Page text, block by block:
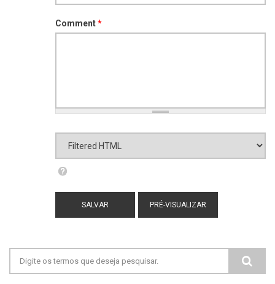
Comment*
Formato de texto
Mais informações sobre os formatos de
texto
Filtered HTML
images with one of the following classes:
image-left image-right standalone-image
Formulário de busca